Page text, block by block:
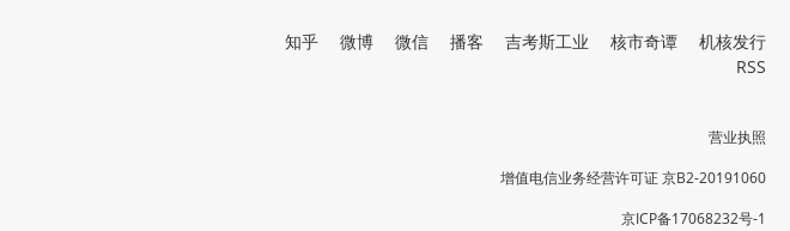
知乎 微博 微信 播客 吉考斯工业 核市奇谭
机核发行
RSS
营业执照
增值电信业务经营许可证 京B2-20191060
京ICP备17068232号-1